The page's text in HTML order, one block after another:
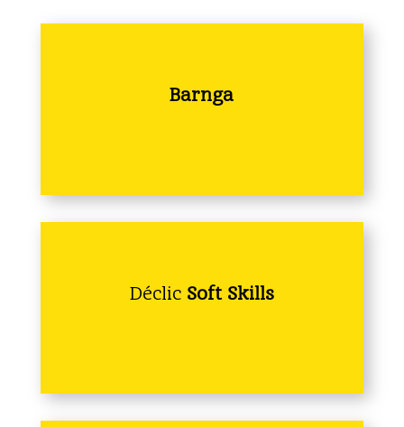
Barnga
DéclicSoft Skills